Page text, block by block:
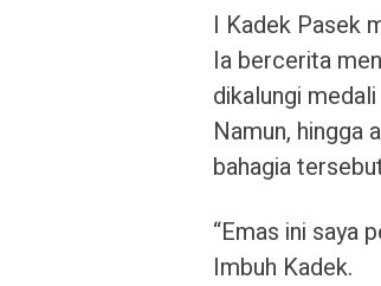
I Kadek Pasek
Ia bercerita
dikalungi
Namun, hingga
bahagia
“Emas ini saya
Imbuh Kadek.